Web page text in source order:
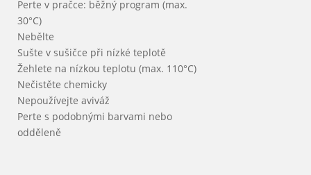
Perte v pračce: běžný program (max.
30°C)
Nebělte
Sušte v sušičce při nízké teplotě
Žehlete na nízkou teplotu (max. 110°C)
Nečistěte chemicky
Nepoužívejte aviváž
Perte s podobnými barvami nebo
odděleně